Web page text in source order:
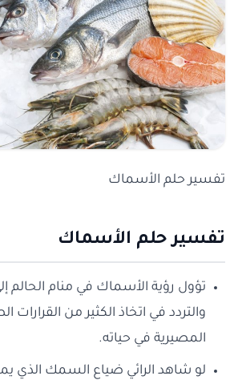
تفسير حلم الأسماك
تفسير حلم الأسماك
تؤول رؤية الأسماك في منام الحالم
والتردد في اتخاذ الكثير من القرارات
المصيرية في حياته.
لو شاهد الرائي ضياع السمك الذي